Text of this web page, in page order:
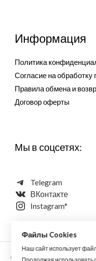
Информация
Политика
Согласие на
Правила обмена и
Договор оферты
Мы в соцсетях:
Telegram
ВКонтакте
Instagram*
Copyright © 2026
Файлы Cookies
Наш сайт использует